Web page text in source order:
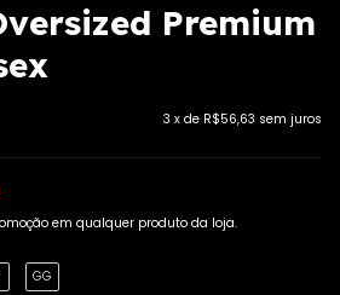
Premium
3 x de R$56,63 sem juros
em qualquer produto da loja.
GG